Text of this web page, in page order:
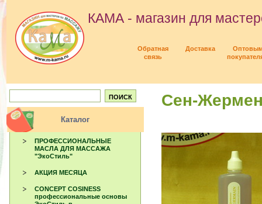
КАМА - магазин для
Обратная
связь
Доставка
Каталог
ПРОФЕССИОНАЛЬНЫЕ
МАСЛА ДЛЯ МАССАЖА
"ЭкоСтиль"
АКЦИЯ МЕСЯЦА
CONCEPT COSINESS
профессиональные основы
Сен-